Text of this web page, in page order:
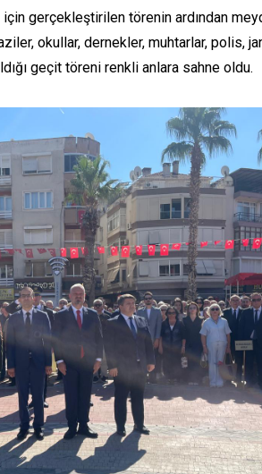
gerçekleştirilen törenin ardından
okullar, dernekler, muhtarlar, polis,
geçit töreni renkli anlara sahne oldu.